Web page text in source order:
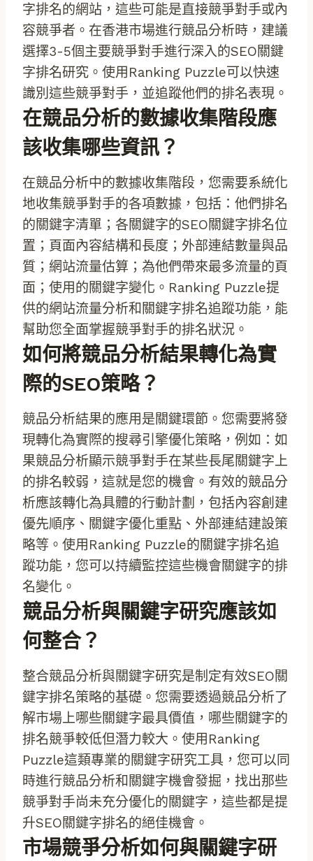
字排名的網站，這些可能是直接競爭對手或內
容競爭者。在香港市場進行競品分析時，建議
選擇3-5個主要競爭對手進行深入的SEO關鍵
字排名研究。使用Ranking Puzzle可以快速
識別這些競爭對手，並追蹤他們的排名表現。
在競品分析的數據收集階段應
該收集哪些資訊？
在競品分析中的數據收集階段，您需要系統化
地收集競爭對手的各項數據，包括：他們排名
的關鍵字清單；各關鍵字的SEO關鍵字排名位
置；頁面內容結構和長度；外部連結數量與品
質；網站流量估算；為他們帶來最多流量的頁
面；使用的關鍵字變化。Ranking Puzzle提
供的網站流量分析和關鍵字排名追蹤功能，能
幫助您全面掌握競爭對手的排名狀況。
如何將競品分析結果轉化為實
際的SEO策略？
競品分析結果的應用是關鍵環節。您需要將發
現轉化為實際的搜尋引擎優化策略，例如：如
果競品分析顯示競爭對手在某些長尾關鍵字上
的排名較弱，這就是您的機會。有效的競品分
析應該轉化為具體的行動計劃，包括內容創建
優先順序、關鍵字優化重點、外部連結建設策
略等。使用Ranking Puzzle的關鍵字排名追
蹤功能，您可以持續監控這些機會關鍵字的排
名變化。
競品分析與關鍵字研究應該如
何整合？
整合競品分析與關鍵字研究是制定有效SEO關
鍵字排名策略的基礎。您需要透過競品分析了
解市場上哪些關鍵字最具價值，哪些關鍵字的
排名競爭較低但潛力較大。使用Ranking
Puzzle這類專業的關鍵字研究工具，您可以同
時進行競品分析和關鍵字機會發掘，找出那些
競爭對手尚未充分優化的關鍵字，這些都是提
升SEO關鍵字排名的絕佳機會。
市場競爭分析如何與關鍵字研